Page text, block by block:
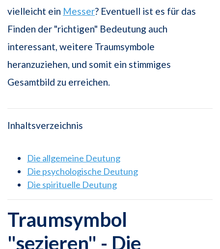
vielleicht ein Messer? Eventuell ist es für das
Finden der "richtigen" Bedeutung auch
interessant, weitere Traumsymbole
heranzuziehen, und somit ein stimmiges
Gesamtbild zu erreichen.
Inhaltsverzeichnis
Die allgemeine Deutung
Die psychologische Deutung
Die spirituelle Deutung
Traumsymbol
"sezieren" - Die